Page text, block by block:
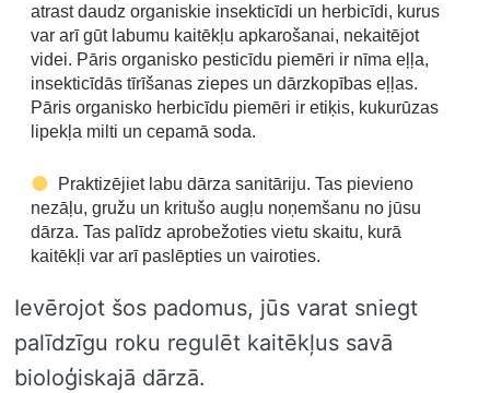
atrast daudz organiskie insekticīdi un herbicīdi, kurus
var arī gūt labumu kaitēkļu apkarošanai, nekaitējot
videi. Pāris organisko pesticīdu piemēri ir nīma eļļa,
insekticīdās tīrīšanas ziepes un dārzkopības eļļas.
Pāris organisko herbicīdu piemēri ir etiķis, kukurūzas
lipekļa milti un cepamā soda.
Praktizējiet labu dārza sanitāriju. Tas pievieno
nezāļu, gružu un kritušo augļu noņemšanu no jūsu
dārza. Tas palīdz aprobežoties vietu skaitu, kurā
kaitēkļi var arī paslēpties un vairoties.
Ievērojot šos padomus, jūs varat sniegt
palīdzīgu roku regulēt kaitēkļus savā
bioloģiskajā dārzā.